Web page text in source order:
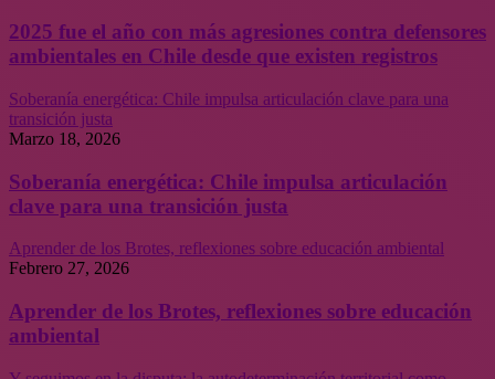
2025 fue el año con más agresiones contra defensores
ambientales en Chile desde que existen registros
Soberanía energética: Chile impulsa articulación clave para una
transición justa
Marzo 18, 2026
Soberanía energética: Chile impulsa articulación
clave para una transición justa
Aprender de los Brotes, reflexiones sobre educación ambiental
Febrero 27, 2026
Aprender de los Brotes, reflexiones sobre educación
ambiental